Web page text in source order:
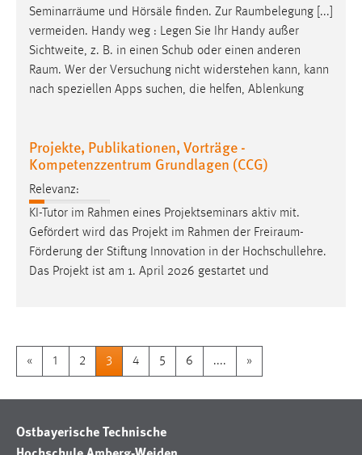
Seminarräume und Hörsäle finden. Zur Raumbelegung [...]
vermeiden. Handy weg : Legen Sie Ihr Handy außer
Sichtweite, z. B. in einen Schub oder einen anderen
Raum. Wer der Versuchung nicht widerstehen kann, kann
nach speziellen Apps suchen, die helfen, Ablenkung
Projekte, Publikationen, Vorträge -
Kompetenzzentrum Grundlagen (CCG)
Relevanz:
KI-Tutor im Rahmen eines Projektseminars aktiv mit.
Gefördert wird das Projekt im Rahmen der Freiraum-
Förderung der Stiftung Innovation in der Hochschullehre.
Das Projekt ist am 1. April 2026 gestartet und
« 1 2 3 4 5 6 .... »
Ostbayerische Technische